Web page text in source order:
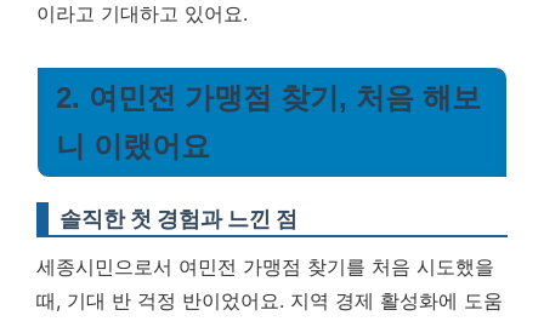
이라고 기대하고 있어요.
2. 여민전 가맹점 찾기, 처음 해보
니 이랬어요
솔직한 첫 경험과 느낀 점
세종시민으로서 여민전 가맹점 찾기를 처음 시도했을
때, 기대 반 걱정 반이었어요. 지역 경제 활성화에 도움